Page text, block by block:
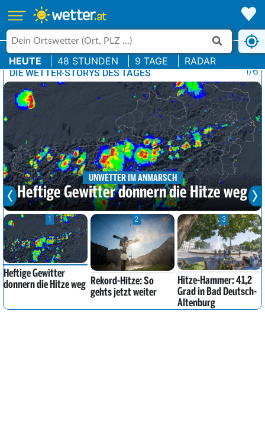
HEUTE 48 STUNDEN 9 TAGE RADAR
DIE WETTER-STORYS DES TAGES
UNWETTER IM ANMARSCH
Heftige Gewitter donnern die Hitze weg
1
Heftige Gewitter
donnern die Hitze weg
2
Rekord-Hitze: So
gehts jetzt weiter
3
Hitze-Hammer: 41,2
Grad in Bad Deutsch-
Altenburg
1/6